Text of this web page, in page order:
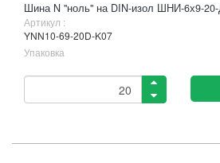
Шина N "ноль" на DIN-изол ШНИ-6х9-
Артикул :
YNN10-69-20D-K07
Упаковка